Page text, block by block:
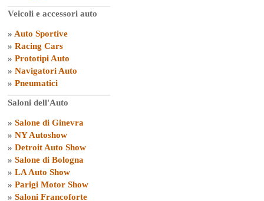
Veicoli e accessori auto
» Auto Sportive
» Racing Cars
» Prototipi Auto
» Navigatori Auto
» Pneumatici
Saloni dell'Auto
» Salone di Ginevra
» NY Autoshow
» Detroit Auto Show
» Salone di Bologna
» LA Auto Show
» Parigi Motor Show
» Saloni Francoforte